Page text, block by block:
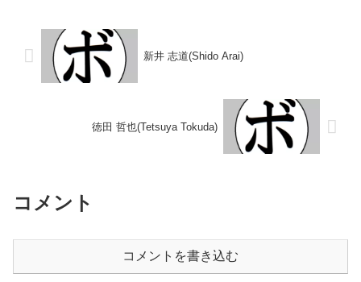
又)197...
新井 志道(Shido Arai)
徳田 哲也(Tetsuya Tokuda)
コメント
コメントを書き込む